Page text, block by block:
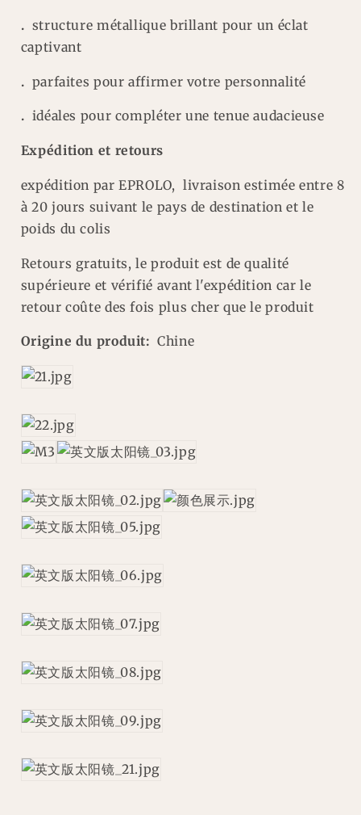
. structure métallique brillant pour un éclat
captivant
. parfaites pour affirmer votre personnalité
. idéales pour compléter une tenue audacieuse
Expédition et retours
expédition par EPROLO, livraison estimée entre 8
à 20 jours suivant le pays de destination et le
poids du colis
Retours gratuits, le produit est de qualité
supérieure et vérifié avant l'expédition car le
retour coûte des fois plus cher que le produit
Origine du produit: Chine